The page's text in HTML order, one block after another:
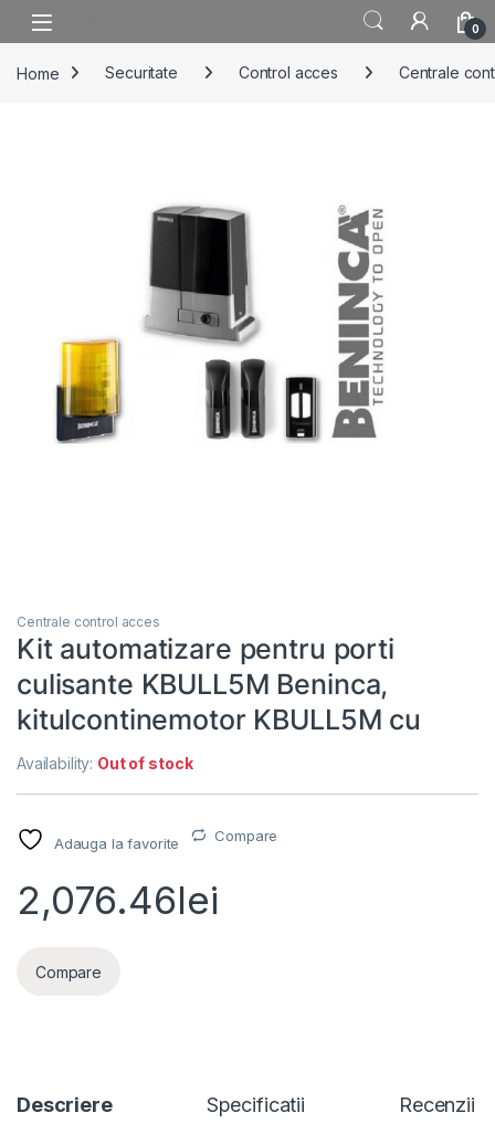
Skip to navigation
Skip to content
0
Home Securitate Control acces Centrale
Centrale control acces
Kit automatizare pentru porti
culisante KBULL5M Beninca,
kitulcontinemotor KBULL5M cu
Availability: Out of stock
Adauga la favorite Compare
2,076.46lei
Compare
Descriere Specificatii Recenzii